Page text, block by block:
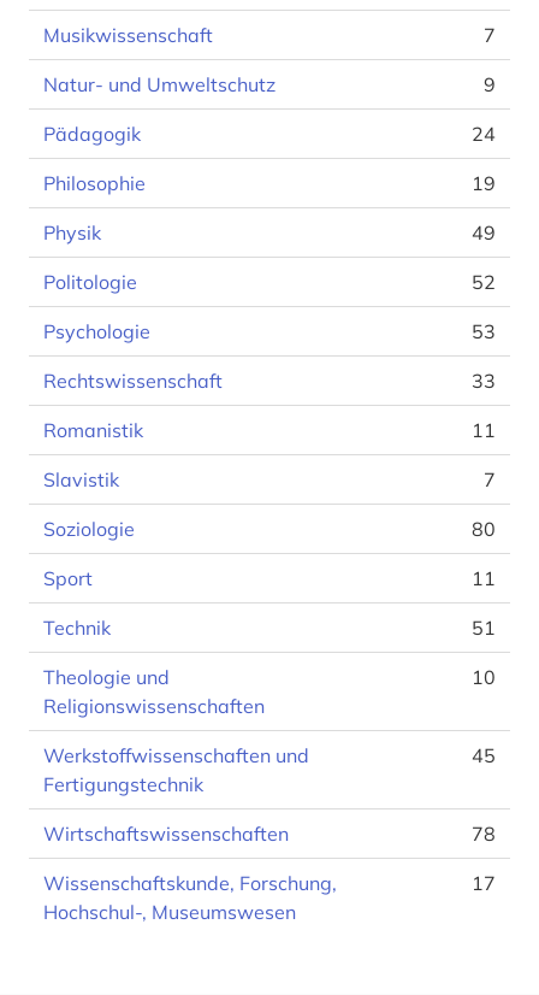
Musikwissenschaft 7
Natur- und Umweltschutz 9
Pädagogik 24
Philosophie 19
Physik 49
Politologie 52
Psychologie 53
Rechtswissenschaft 33
Romanistik 11
Slavistik 7
Soziologie 80
Sport 11
Technik 51
Theologie und
Religionswissenschaften
10
Werkstoffwissenschaften und
Fertigungstechnik
45
Wirtschaftswissenschaften 78
Wissenschaftskunde, Forschung,
Hochschul-, Museumswesen
17